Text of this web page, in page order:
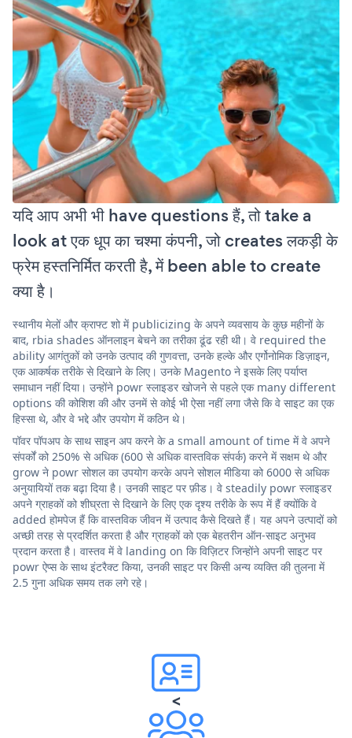
यदि आप अभी भी have questions हैं, तो take a
look at एक धूप का चश्मा कंपनी, जो creates लकड़ी के
फ्रेम हस्तनिर्मित करती है, में been able to create
क्या है।
स्थानीय मेलों और क्राफ्ट शो में publicizing के अपने व्यवसाय के कुछ महीनों के
बाद, rbia shades ऑनलाइन बेचने का तरीका ढूंढ रही थी। वे required the
ability आगंतुकों को उनके उत्पाद की गुणवत्ता, उनके हल्के और एर्गोनोमिक डिज़ाइन,
एक आकर्षक तरीके से दिखाने के लिए। उनके Magento ने इसके लिए पर्याप्त
समाधान नहीं दिया। उन्होंने powr स्लाइडर खोजने से पहले एक many different
options की कोशिश की और उनमें से कोई भी ऐसा नहीं लगा जैसे कि वे साइट का एक
हिस्सा थे, और वे भद्दे और उपयोग में कठिन थे।
पॉवर पॉपअप के साथ साइन अप करने के a small amount of time में वे अपने
संपर्कों को 250% से अधिक (600 से अधिक वास्तविक संपर्क) करने में सक्षम थे और
grow ने powr सोशल का उपयोग करके अपने सोशल मीडिया को 6000 से अधिक
अनुयायियों तक बढ़ा दिया है। उनकी साइट पर फ़ीड। वे steadily powr स्लाइडर
अपने ग्राहकों को शीघ्रता से दिखाने के लिए एक दृश्य तरीके के रूप में हैं क्योंकि वे
added होमपेज हैं कि वास्तविक जीवन में उत्पाद कैसे दिखते हैं। यह अपने उत्पादों को
अच्छी तरह से प्रदर्शित करता है और ग्राहकों को एक बेहतरीन ऑन-साइट अनुभव
प्रदान करता है। वास्तव में वे landing on कि विज़िटर जिन्होंने अपनी साइट पर
powr ऐप्स के साथ इंटरैक्ट किया, उनकी साइट पर किसी अन्य व्यक्ति की तुलना में
2.5 गुना अधिक समय तक लगे रहे।
<